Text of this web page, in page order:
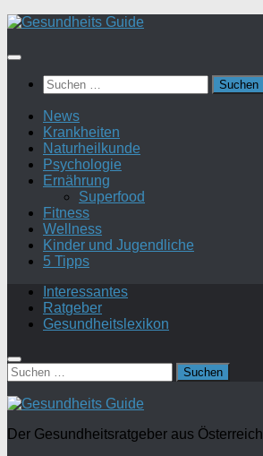
Suchen
nach:
News
Krankheiten
Naturheilkunde
Psychologie
Ernährung
Superfood
Fitness
Wellness
Kinder und Jugendliche
5 Tipps
Interessantes
Ratgeber
Gesundheitslexikon
Suchen
nach:
Der Gesundheitsratgeber aus Österreich